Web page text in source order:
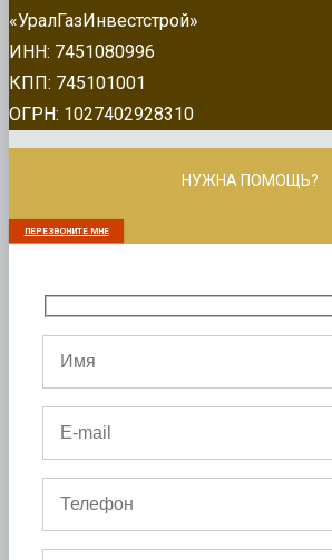
«УралГазИнвестстрой»
ИНН: 7451080996
КПП: 745101001
ОГРН: 1027402928310
НУЖНА ПОМОЩЬ?
ПЕРЕЗВОНИТЕ МНЕ